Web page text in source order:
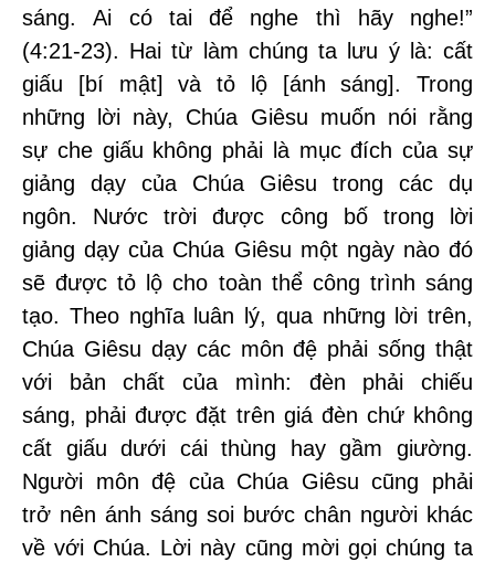
sáng. Ai có tai để nghe thì hãy nghe!”
(4:21-23). Hai từ làm chúng ta lưu ý là: cất
giấu [bí mật] và tỏ lộ [ánh sáng]. Trong
những lời này, Chúa Giêsu muốn nói rằng
sự che giấu không phải là mục đích của sự
giảng dạy của Chúa Giêsu trong các dụ
ngôn. Nước trời được công bố trong lời
giảng dạy của Chúa Giêsu một ngày nào đó
sẽ được tỏ lộ cho toàn thể công trình sáng
tạo. Theo nghĩa luân lý, qua những lời trên,
Chúa Giêsu dạy các môn đệ phải sống thật
với bản chất của mình: đèn phải chiếu
sáng, phải được đặt trên giá đèn chứ không
cất giấu dưới cái thùng hay gầm giường.
Người môn đệ của Chúa Giêsu cũng phải
trở nên ánh sáng soi bước chân người khác
về với Chúa. Lời này cũng mời gọi chúng ta